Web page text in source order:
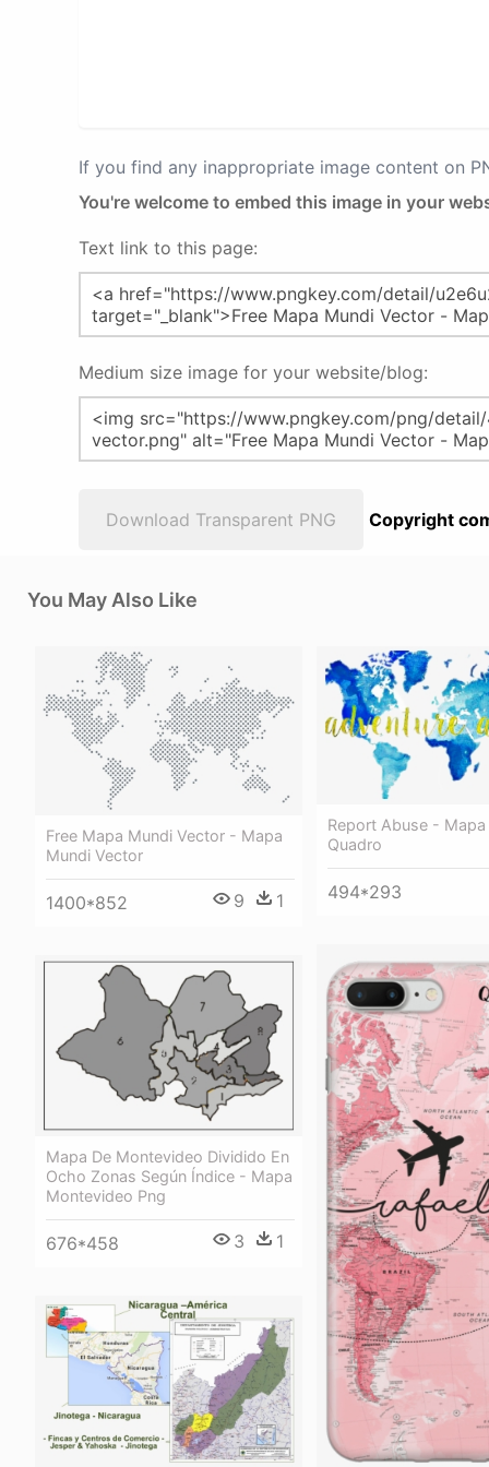
If you find any inappropriate image content on
You're welcome to embed this image in your
Text link to this page:
Medium size image for your website/blog:
Download Transparent PNG Copyright
You May Also Like
Free Mapa Mundi Vector - Mapa
Mundi Vector
1400*852 9 1
Report Abuse -
Quadro
494*293
Mapa De Montevideo Dividido En
Ocho Zonas Según Índice - Mapa
Montevideo Png
676*458 3 1